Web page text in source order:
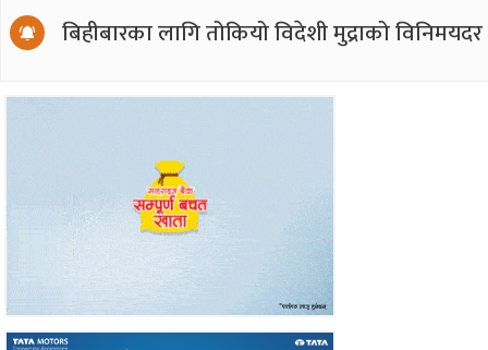
बिहीबारका लागि तोकियो विदेशी मुद्राको विनिमयदर